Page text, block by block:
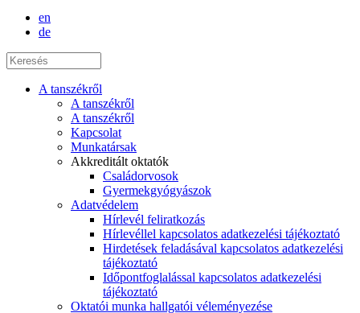
en
de
A tanszékről
A tanszékről
A tanszékről
Kapcsolat
Munkatársak
Akkreditált oktatók
Családorvosok
Gyermekgyógyászok
Adatvédelem
Hírlevél feliratkozás
Hírlevéllel kapcsolatos adatkezelési tájékoztató
Hirdetések feladásával kapcsolatos adatkezelési
tájékoztató
Időpontfoglalással kapcsolatos adatkezelési
tájékoztató
Oktatói munka hallgatói véleményezése